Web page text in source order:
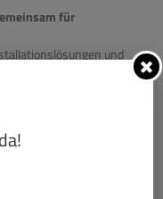
für
und
Service aus einer